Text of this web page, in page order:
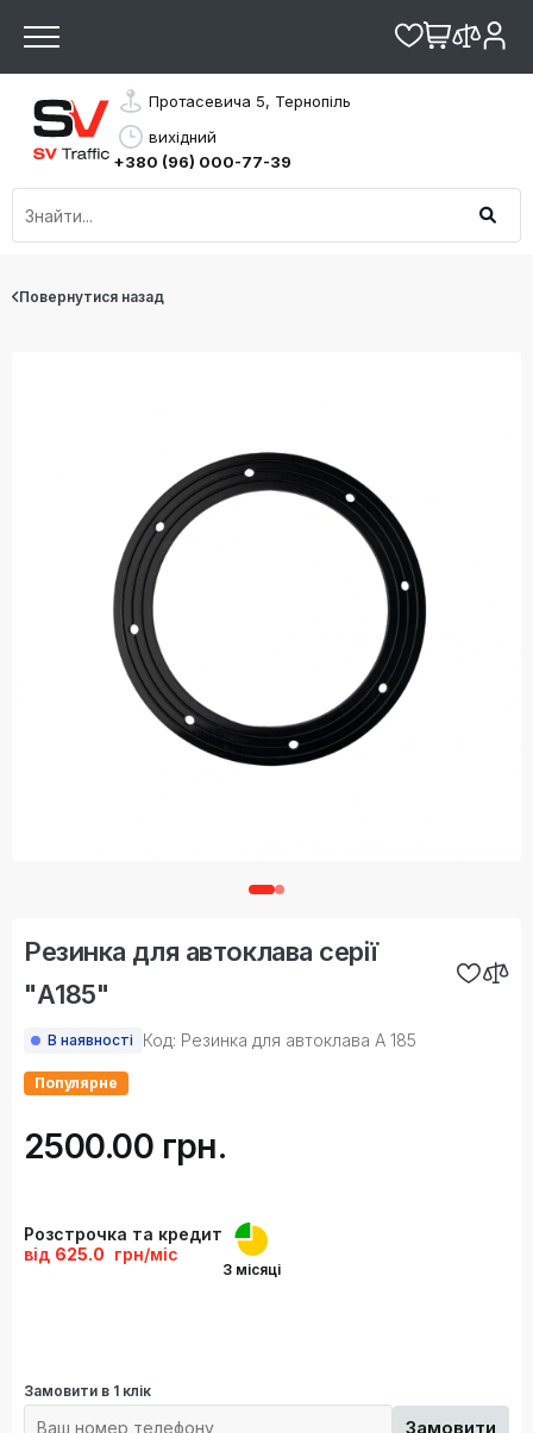
Протасевича 5, Тернопіль
вихідний
+380 (96) 000-77-39
Повернутися назад
Резинка для автоклава серії
"А185"
В наявності Код: Резинка для автоклава А 185
Популярне
2500.00 грн.
Розстрочка та кредит
від 625.0 грн/міс
3 місяці
Замовити в 1 клік
Замовити